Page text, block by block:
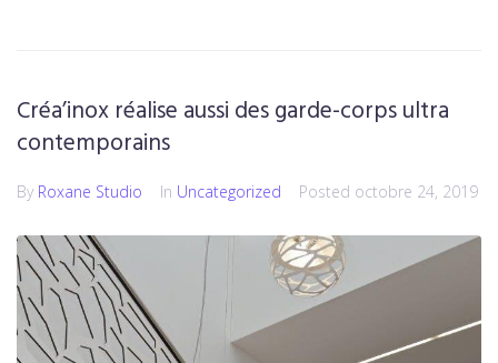
Créa’inox réalise aussi des garde-corps ultra
contemporains
By Roxane Studio In Uncategorized Posted octobre 24, 2019